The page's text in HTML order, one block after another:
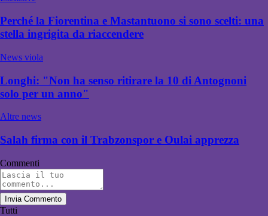
Perché la Fiorentina e Mastantuono si sono scelti: una
stella ingrigita da riaccendere
News viola
Longhi: "Non ha senso ritirare la 10 di Antognoni
solo per un anno"
Altre news
Salah firma con il Trabzonspor e Oulai apprezza
Commenti
Invia Commento
Tutti